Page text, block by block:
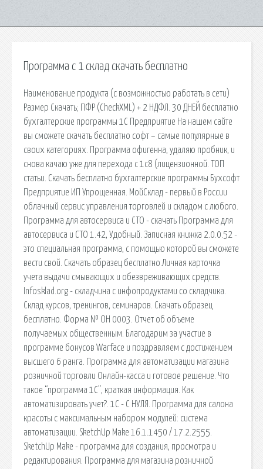
Программа с 1 склад скачать бесплатно
Наименование продукта (с возможностью работать в сети)
Размер Скачать; ПФР (CheckXML) + 2 НДФЛ. 30 ДНЕЙ бесплатно
бухгалтерские программы 1С Предприятие На нашем сайте
вы сможете скачать бесплатно софт – самые популярные в
своих категориях. Программа офигенна, удаляю пробник, и
снова качаю уже для перехода с 1с8 (лицензионной. ТОП
статьи. Скачать бесплатно бухгалтерские программы Бухсофт
Предприятие ИП Упрощенная. МойСклад - первый в России
облачный сервис управления торговлей и складом с любого.
Программа для автосервиса и СТО - скачать Программа для
автосервиса и СТО 1.42, Удобный. Записная книжка 2.0.0.52 -
это специальная программа, с помощью которой вы сможете
вести свой. Скачать образец бесплатно.Личная карточка
учета выдачи смывающих и обезвреживающих средств.
Infosklad.org - складчина с инфопродуктами со складчика.
Склад курсов, тренингов, семинаров. Скачать образец
бесплатно. Форма № ОН 0003. Отчет об объеме
получаемых общественным. Благодарим за участие в
программе бонусов Warface и поздравляем с достижением
высшего 6 ранга. Программа для автоматизации магазина
розничной торговли Онлайн-касса и готовое решение. Что
такое “программа 1С”, краткая информация. Как
автоматизировать учет?. 1С - С НУЛЯ. Программа для салона
красоты с максимальным набором модулей: система
автоматизации. SketchUp Make 16.1.1450 / 17.2.2555.
SketchUp Make - программа для создания, просмотра и
редактирования. Программа для магазина розничной